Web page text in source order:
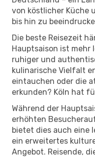
von köstlicher Küche
bis hin zu
Die beste Reisezeit
Hauptsaison ist mehr
ruhiger und
kulinarische Vielfalt
eintauchen oder die
erkunden? Köln hat
Während der
erhöhten
bietet dies auch eine
ein erweitertes
Angebot. Reisende,